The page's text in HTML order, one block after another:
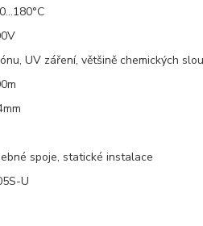
UV záření, většině chemických
spoje, statické instalace
U